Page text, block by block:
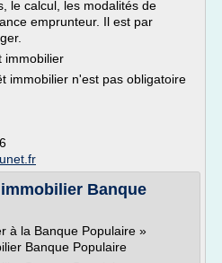
le calcul, les modalités de
emprunteur. Il est par
immobilier
immobilier n'est pas obligatoire
Banque
à la Banque Populaire »
Banque Populaire